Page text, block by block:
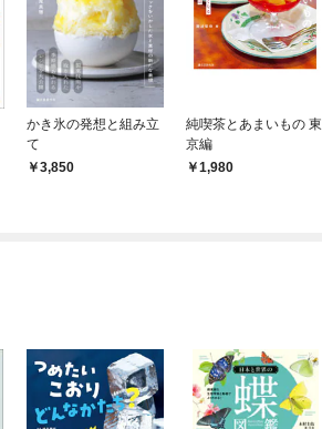
かき氷の発想と組み立
て
3,850
純喫茶とあまいもの 東
京編
1,980